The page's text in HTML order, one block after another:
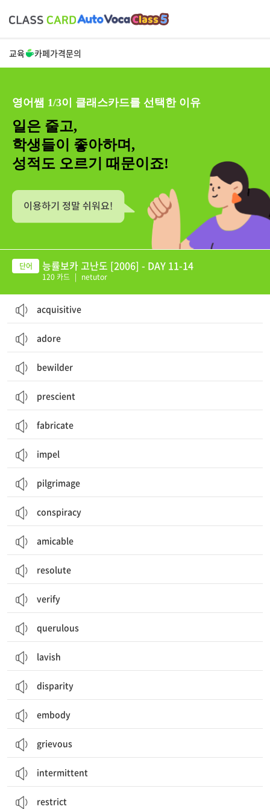
교육 카페가격문의
영어쌤 1/3이 클래스카드를 선택한 이유
일은 줄고,
학생들이 좋아하며,
성적도 오르기 때문이죠!
능률보카 고난도 [2006] - DAY 11-14
120 카드 | netutor
acquisitive
adore
bewilder
prescient
fabricate
impel
pilgrimage
conspiracy
amicable
resolute
verify
querulous
lavish
disparity
embody
grievous
intermittent
restrict